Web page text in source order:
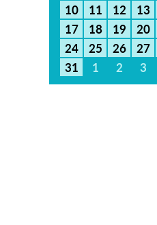
10
11 12 13
17
18 19 20
24
25 26 27
31
1 2 3